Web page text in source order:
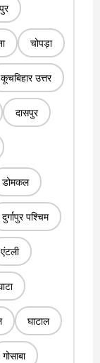
चोपड़ा
कूचबिहार उत्तर
दासपुर
डोमकल
दुर्गापुर पश्चिम
एंटली
घाटाल
गोसाबा